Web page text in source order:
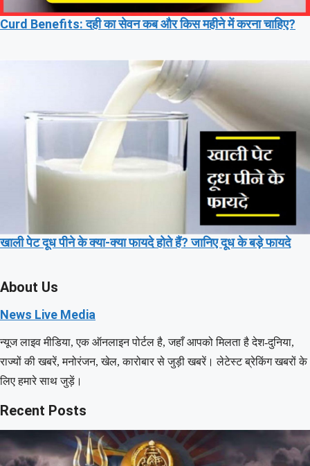
Curd Benefits: दही का सेवन कब और किस महीने में करना चाहिए?
खाली पेट दूध पीने के क्या-क्या फायदे होते हैं? जानिए दूध के बड़े फायदे
About Us
News Live Media
न्यूज लाइव मीडिया, एक ऑनलाइन पोर्टल है, जहाँ आपको मिलता है देश-दुनिया,
राज्यों की खबरें, मनोरंजन, खेल, कारोबार से जुड़ी खबरें। लेटेस्ट ब्रेकिंग खबरों के
लिए हमारे साथ जुड़ें।
Recent Posts